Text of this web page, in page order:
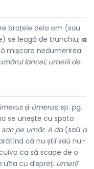
brațele dela om (sau
se leagă de trunchiu; a
mișcare nedumerirea
lancei; umerii de
și ŭmerus, sp. pg.
se unește cu spata
pe umăr. A da(saŭ a
că nu știĭ saŭ nu-
ca să scape de o
uĭta cu dispreț. Umeriĭ